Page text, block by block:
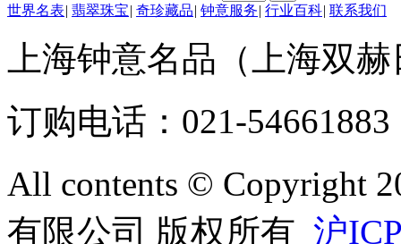
世界名表| 翡翠珠宝| 奇珍藏品| 钟意服务| 行业百科| 联系我们
上海钟意名品（上海双
订购电话：021-
All contents © Copyright
有限公司 版权所有 沪